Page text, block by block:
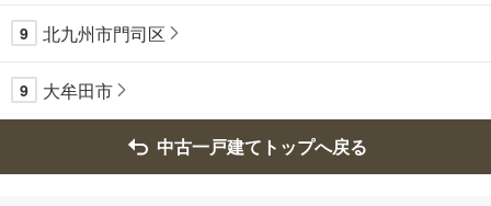
9 北九州市門司区
9 大牟田市
中古一戸建てトップへ戻る